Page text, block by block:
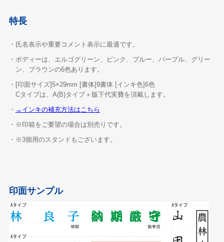
特長
・氏名表示や重要コメント表示に最適です。
・ボディーは、エルゴグリーン、ピンク、ブルー、パープル、グリー
ン、ブラウンの6色あります。
・[印面サイズ]5×29mm [書体]9書体 [インキ色]6色
Cタイプは、A(B)タイプ＋版下代実費を頂戴します。
・ →インキの補充方法はこちら
・※印箱をご要望の場合は別売りです。
・※3個用のスタンドもございます。
印面サンプル